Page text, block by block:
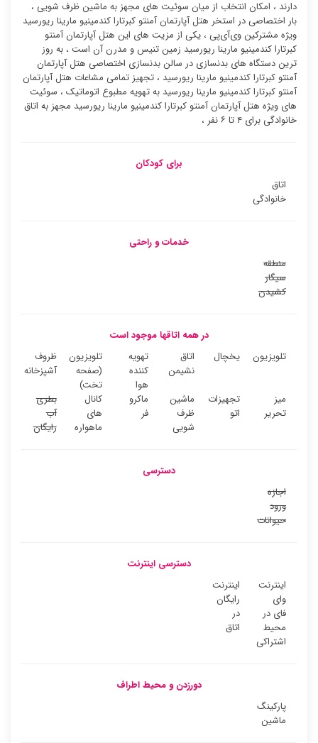
دارند ، امکان انتخاب از میان سوئیت ‌های مجهز به ماشین ظرف شویی ،
بار اختصاصی در استخر هتل آپارتمان آمنتو کبرتارا کندمینیو مارینا ریورسید
ویژه مشترکین وی‌آی‌پی ، یکی از مزیت های این هتل آپارتمان آمنتو
کبرتارا کندمینیو مارینا ریورسید زمین تنیس و مدرن آن است ، به روز
ترین دستگاه های بدنسازی در سالن بدنسازی اختصاصی هتل آپارتمان
آمنتو کبرتارا کندمینیو مارینا ریورسید ، تجهیز تمامی مشاعات هتل آپارتمان
آمنتو کبرتارا کندمینیو مارینا ریورسید به تهویه مطبوع اتوماتیک ، سوئیت
‌های ویژه هتل آپارتمان آمنتو کبرتارا کندمینیو مارینا ریورسید مجهز به اتاق
خانوادگی برای ۴ تا ۶ نفر ،
برای کودکان
اتاق
خانوادگی
خدمات و راحتی
منطقه
سیگار
کشیدن
در همه اتاقها موجود است
تلویزیون
یخچال
اتاق
نشیمن
تهویه
کننده
هوا
تلویزیون
(صفحه
تخت)
ظروف
آشپزخانه
میز
تحریر
تجهیزات
اتو
ماشین
ظرف
شویی
ماکرو
فر
کانال
های
ماهواره
بطری
آب
رایگان
دسترسی
اجازه
ورود
حیوانات
دسترسی اینترنت
اینترنت
وای
فای در
محیط
اشتراکی
اینترنت
رایگان
در
اتاق
دورزدن و محیط اطراف
پارکینگ
ماشین